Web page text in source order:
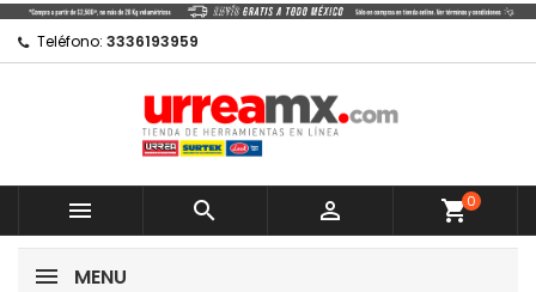
Teléfono: 3336193959
   shopping_cart0
MENU
Mi lista de regalos
Crear nueva lista
Crear lista de deseos
Nombre de la lista de deseos
Cancelar
Iniciar sesión
Debe iniciar sesión para guardar productos en su
lista de deseos.
Cancelar
Iniciar sesión